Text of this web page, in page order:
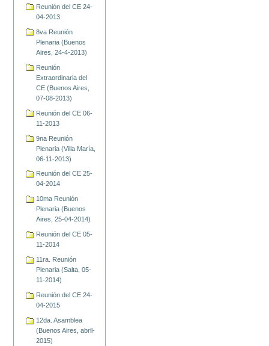
Reunión del CE 24-
04-2013
8va Reunión
Plenaria (Buenos
Aires, 24-4-2013)
Reunión
Extraordinaria del
CE (Buenos Aires,
07-08-2013)
Reunión del CE 06-
11-2013
9na Reunión
Plenaria (Villa María,
06-11-2013)
Reunión del CE 25-
04-2014
10ma Reunión
Plenaria (Buenos
Aires, 25-04-2014)
Reunión del CE 05-
11-2014
11ra. Reunión
Plenaria (Salta, 05-
11-2014)
Reunión del CE 24-
04-2015
12da. Asamblea
(Buenos Aires, abril-
2015)